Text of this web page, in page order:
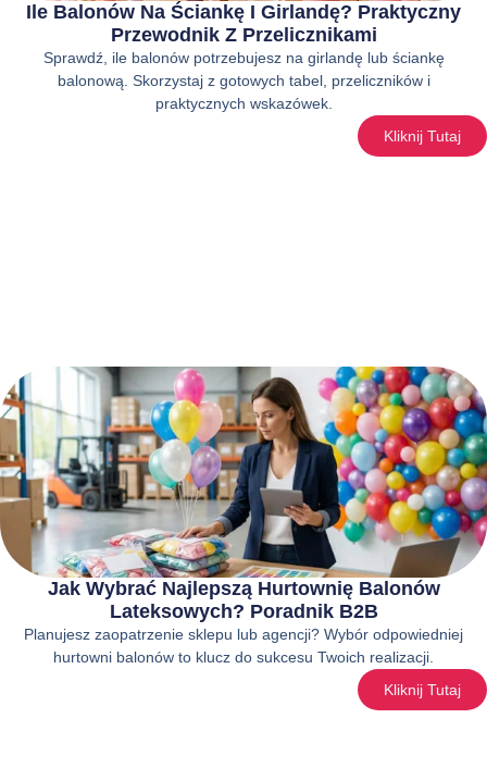
Ile Balonów Na Ściankę I Girlandę? Praktyczny
Przewodnik Z Przelicznikami
Sprawdź, ile balonów potrzebujesz na girlandę lub ściankę
balonową. Skorzystaj z gotowych tabel, przeliczników i
praktycznych wskazówek.
Kliknij Tutaj
Jak Wybrać Najlepszą Hurtownię Balonów
Lateksowych? Poradnik B2B
Planujesz zaopatrzenie sklepu lub agencji? Wybór odpowiedniej
hurtowni balonów to klucz do sukcesu Twoich realizacji.
Kliknij Tutaj